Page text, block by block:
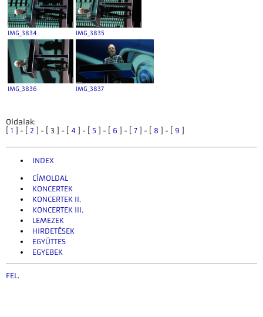
IMG_3834 IMG_3835
IMG_3836 IMG_3837
Oldalak:
1 ] - [ 2 ] - [ 3 ] - [ 4 ] - [ 5 ] - [ 6 ] - [ 7 ] - [ 8 ] - [ 9
INDEX
CÍMOLDAL
KONCERTEK
KONCERTEK II.
KONCERTEK III.
LEMEZEK
HIRDETÉSEK
EGYÜTTES
EGYEBEK
FEL.